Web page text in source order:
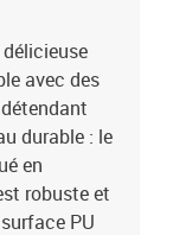
à une
les cours, les
% polyester) avec
l)Cadre :Couleur :
: 230 V, 50/60
:1 x auvent
avec des
durable : le
en
robuste et
PU